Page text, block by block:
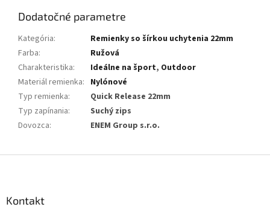
Dodatočné parametre
Kategória:
Remienky so šírkou uchytenia 22mm
Farba:
Ružová
Charakteristika: Ideálne na šport, Outdoor
Materiál remienka: Nylónové
Typ remienka:
Quick Release 22mm
Typ zapínania:
Suchý zips
Dovozca: ENEM Group s.r.o.
Kontakt